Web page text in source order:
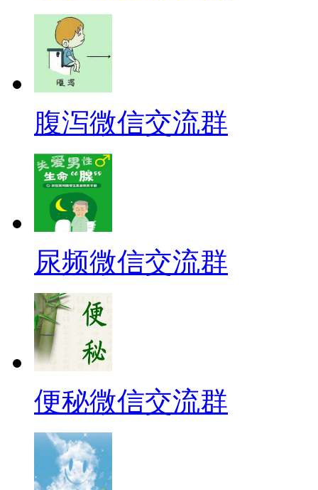
腹泻微信交流群
尿频微信交流群
便秘微信交流群